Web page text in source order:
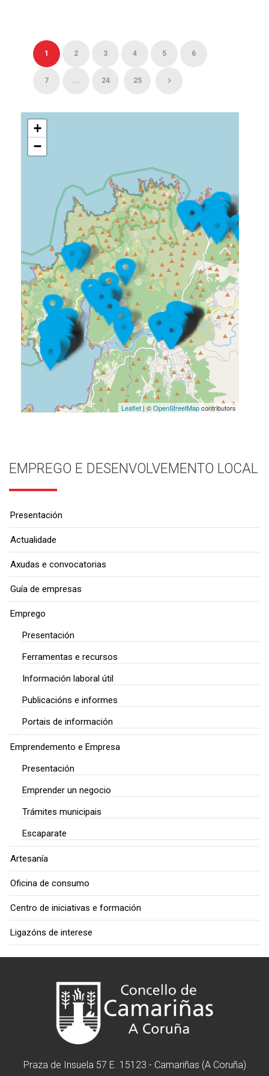
1 2 3 4 5 6
7 ... 24 25
+
−
Leaflet| ©OpenStreetMapcontributors
EMPREGO E DESENVOLVEMENTO LOCAL
Presentación
Actualidade
Axudas e convocatorias
Guía de empresas
Emprego
Presentación
Ferramentas e recursos
Información laboral útil
Publicacións e informes
Portais de información
Emprendemento e Empresa
Presentación
Emprender un negocio
Trámites municipais
Escaparate
Artesanía
Oficina de consumo
Centro de iniciativas e formación
Ligazóns de interese
Praza de Insuela 57 E. 15123 - Camariñas (A Coruña)